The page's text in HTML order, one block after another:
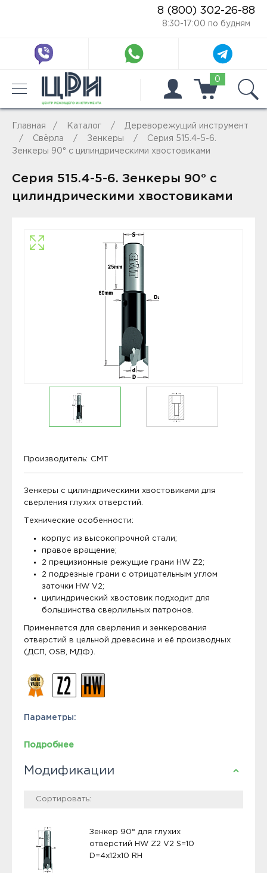
8 (800) 302-26-88
8:30-17:00 по будням
0
Главная Каталог
Дереворежущий инструмент
Свёрла
Зенкеры
Серия 515.4-5-6.
Зенкеры 90° с цилиндрическими хвостовиками
Серия 515.4-5-6. Зенкеры 90° с
цилиндрическими хвостовиками
Производитель: CMT
Зенкеры с цилиндрическими хвостовиками для
сверления глухих отверстий.
Технические особенности:
корпус из высокопрочной стали;
правое вращение;
2 прецизионные режущие грани HW Z2;
2 подрезные грани с отрицательным углом
заточки HW V2;
цилиндрический хвостовик подходит для
большинства сверлильных патронов.
Применяется для сверления и зенкерования
отверстий в цельной древесине и её производных
(ДСП, OSB, МДФ).
Параметры:
Подробнее
Модификации
Зенкер 90° для глухих
отверстий HW Z2 V2 S=10
D=4x12x10 RH